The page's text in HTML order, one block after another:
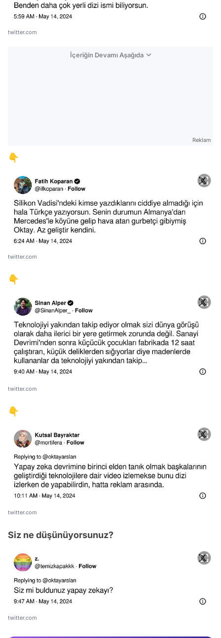
twitter.com
İçeriğin Devamı Aşağıda
Reklam
👇
twitter.com
👇
twitter.com
👇
twitter.com
Siz ne düşünüyorsunuz?
twitter.com